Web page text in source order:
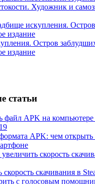
Художник и
Остров
издание
статьи
APK: чем
скачивания в